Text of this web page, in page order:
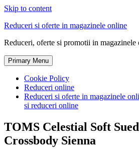
Skip to content
Reduceri si oferte in magazinele online
Reduceri, oferte si promotii in magazinele
Primary Menu
Cookie Policy
Reduceri online
Reduceri si oferte in magazinele
si reduceri online
TOMS Celestial Soft
Crossbody Sienna